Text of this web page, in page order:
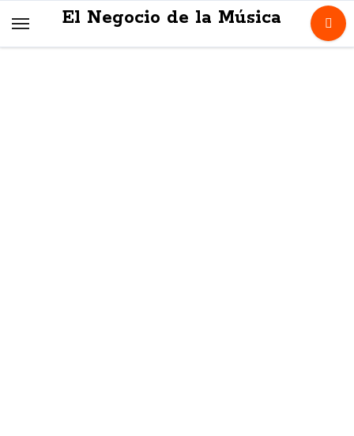
El Negocio de la Música